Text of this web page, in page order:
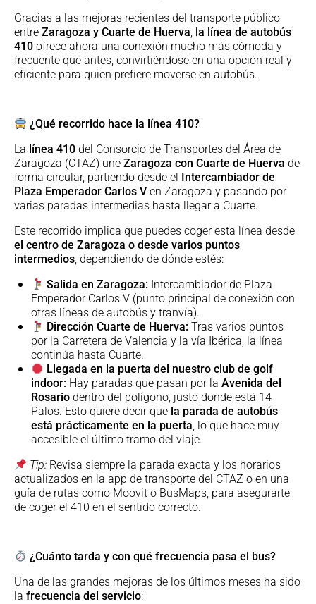
Gracias a las mejoras recientes del transporte público
entreZaragoza y Cuarte de Huerva la línea de autobús
410ofrece ahora una conexión mucho más cómoda y
frecuente que antes, convirtiéndose en una opción real y
eficiente para quien prefiere moverse en autobús.
¿Qué recorrido hace la línea 410?
La línea 410del Consorcio de Transportes del Área de
Zaragoza (CTAZ) uneZaragoza con Cuarte de Huerva de
forma circular, partiendo desde el Intercambiador de
Plaza Emperador Carlos Ven Zaragoza y pasando por
varias paradas intermedias hasta llegar a Cuarte.
Este recorrido implica que puedes coger esta línea desde
el centro de Zaragoza o desde varios puntos
intermedios , dependiendo de dónde estés:
Salida en Zaragoza: Intercambiador de Plaza
Emperador Carlos V (punto principal de conexión con
otras líneas de autobús y tranvía).
Dirección Cuarte de Huerva: Tras varios puntos
por la Carretera de Valencia y la vía Ibérica, la línea
continúa hasta Cuarte.
Llegada en la puerta del nuestro club de golf
indoor: Hay paradas que pasan por la Avenida del
Rosariodentro del polígono, justo donde está 14
Palos. Esto quiere decir que la parada de autobús
está prácticamente en la puerta , lo que hace muy
accesible el último tramo del viaje.
Tip: Revisa siempre la parada exacta y los horarios
actualizados en la app de transporte del CTAZ o en una
guía de rutas como Moovit o BusMaps, para asegurarte
de coger el 410 en el sentido correcto.
¿Cuánto tarda y con qué frecuencia pasa el bus?
Una de las grandes mejoras de los últimos meses ha sido
la frecuencia del servicio: